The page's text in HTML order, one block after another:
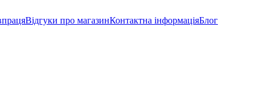
Відгуки про магазинКонтактна інформаціяБлог